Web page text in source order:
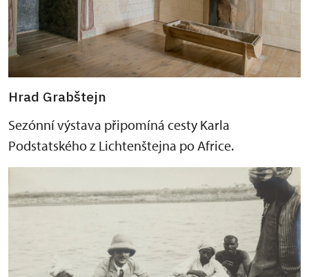
Hrad Grabštejn
Sezónní výstava připomíná cesty Karla
Podstatského z Lichtenštejna po Africe.